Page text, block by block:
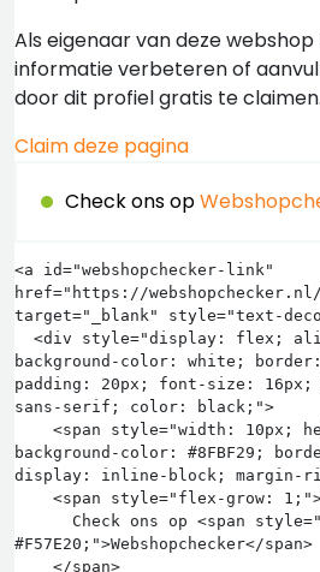
Als eigenaar van deze
informatie verbeteren of
door dit profiel gratis te claimen.
Claim deze pagina
Check ons op
<a id="webshopchecker-link"
href="https://
target="_blank" style="text-
background-color: white;
padding: 20px; font-size:
sans-serif; color: black;">
background-color: #8FBF29;
display: inline-block; margin-
#F57E20;">Webshopchecker</span>